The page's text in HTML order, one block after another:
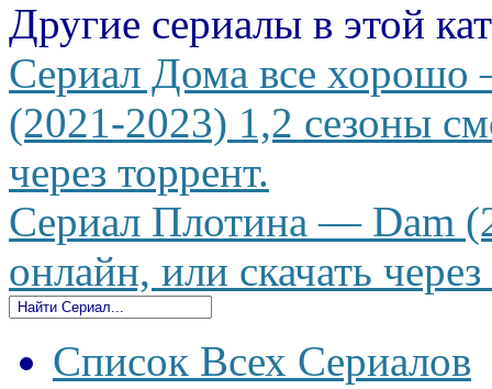
Другие сериалы в этой
Сериал Дома все хорошо
(2021-2023) 1,2 сезоны
через торрент.
Сериал Плотина — Dam
онлайн, или скачать
Список Всех Сериалов